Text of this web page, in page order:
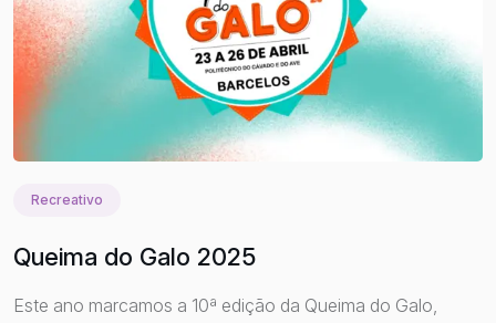
Recreativo
Queima do Galo 2025
Este ano marcamos a 10ª edição da Queima do Galo,